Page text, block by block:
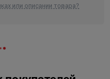
из латуни или
или описании товара?